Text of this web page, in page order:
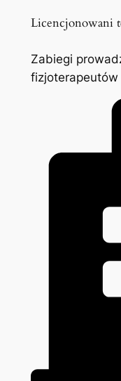
Licencjonowani
Zabiegi
fizjoterapeutów